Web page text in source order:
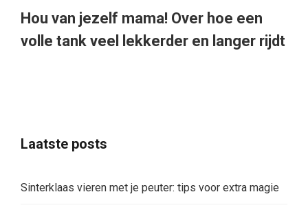
Hou van jezelf mama! Over hoe een
volle tank veel lekkerder en langer rijdt
Laatste posts
Sinterklaas vieren met je peuter: tips voor extra magie